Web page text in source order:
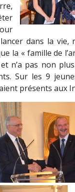
dans la vie,
la « famille de
n’a pas non
Sur les 9
présents aux